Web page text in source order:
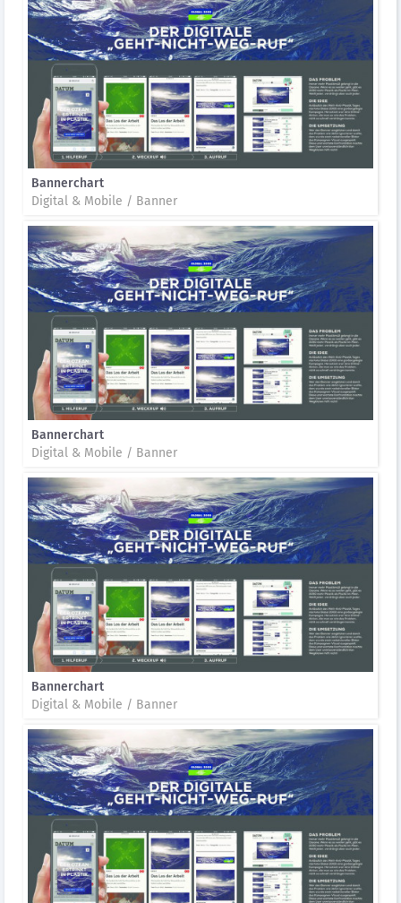
Bannerchart
Digital & Mobile / Banner
Bannerchart
Digital & Mobile / Banner
Bannerchart
Digital & Mobile / Banner